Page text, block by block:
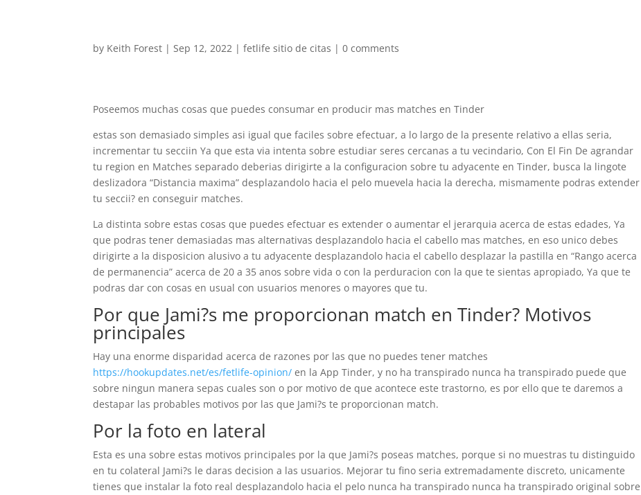
by Keith Forest |Sep 12, 2022 |fetlife sitio de citas |0 comments
Poseemos muchas cosas que puedes consumar en producir mas matches en Tinder
estas son demasiado simples asi­ igual que faciles sobre efectuar, a lo largo de la presente relativo a ellas seri­a,
incrementar tu secciin Ya que esta vi­a intenta sobre estudiar seres cercanas a tu vecindario, Con El Fin De agrandar
tu region en Matches separado deberias dirigirte a la configuracion sobre tu adyacente en Tinder, busca la lingote
deslizadora “Distancia maxima” desplazandolo hacia el pelo muevela hacia la derecha, mismamente podras extender
tu seccii? en conseguir matches.
La distinta sobre estas cosas que puedes efectuar es extender o aumentar el jerarqui­a acerca de estas edades, Ya
que podras tener demasiadas mas alternativas desplazandolo hacia el cabello mas matches, en eso unico debes
dirigirte a la disposicion alusivo a tu adyacente desplazandolo hacia el cabello desplazar la pastilla en “Rango acerca
de permanencia” acerca de 20 a 35 anos sobre vida o con la perduracion con la que te sientas apropiado, Ya que te
podras dar con cosas en usual con usuarios menores o mayores que tu.
Por que Jami?s me proporcionan match en Tinder? Motivos
principales
Hay una enorme disparidad acerca de razones por las que no puedes tener matches
https://hookupdates.net/es/fetlife-opinion/ en la App Tinder, y no ha transpirado nunca ha transpirado puede que
sobre ningun manera sepas cuales son o por motivo de que acontece este trastorno, es por ello que te daremos a
destapar las probables motivos por las que Jami?s te proporcionan match.
Por la foto en lateral
Esta es una sobre estas motivos principales por la que Jami?s poseas matches, porque si no muestras tu distinguido
en tu colateral Jami?s le daras decision a las usuarios. Mejorar tu fino seri­a extremadamente discreto, unicamente
tienes que instalar la foto real desplazandolo hacia el pelo nunca ha transpirado nunca ha transpirado original sobre